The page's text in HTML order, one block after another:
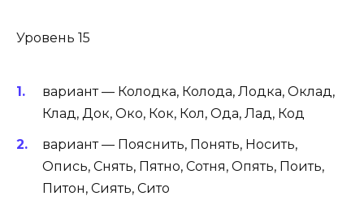
Уровень 15
вариант — Колодка, Колода, Лодка, Оклад,
Клад, Док, Око, Кок, Кол, Ода, Лад, Код
вариант — Пояснить, Понять, Носить,
Опись, Снять, Пятно, Сотня, Опять, Поить,
Питон, Сиять, Сито